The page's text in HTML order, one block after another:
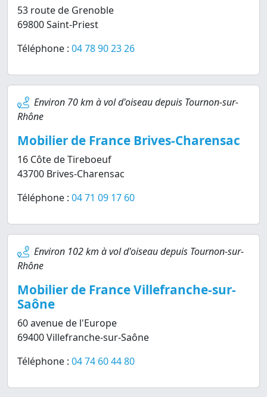
53 route de Grenoble
69800 Saint-Priest
Téléphone : 04 78 90 23 26
Environ 70 km à vol d'oiseau depuis Tournon-sur-
Rhône
Mobilier de France Brives-Charensac
16 Côte de Tireboeuf
43700 Brives-Charensac
Téléphone : 04 71 09 17 60
Environ 102 km à vol d'oiseau depuis Tournon-sur-
Rhône
Mobilier de France Villefranche-sur-
Saône
60 avenue de l'Europe
69400 Villefranche-sur-Saône
Téléphone : 04 74 60 44 80